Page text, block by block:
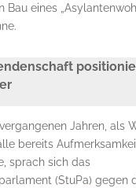
Bau eines
Jahren, als
bereits
sprach sich das
(StuPa) gegen